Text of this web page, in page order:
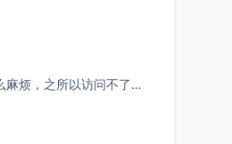
不需要这么麻烦，之所以访问不了，是由于非对称路由的问题，在爱快主路由添加一条静态路由192.168.